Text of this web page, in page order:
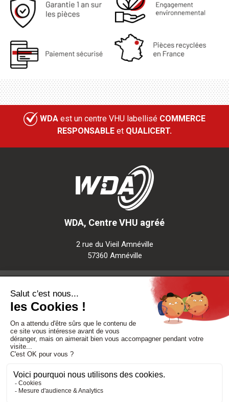
WDA est un centre VHU labellisé COMMERCE
RESPONSABLE et QUALICERT.
WDA, Centre VHU agréé
2 rue du Vieil Amnéville
57360 Amnéville
Besoin d'aide